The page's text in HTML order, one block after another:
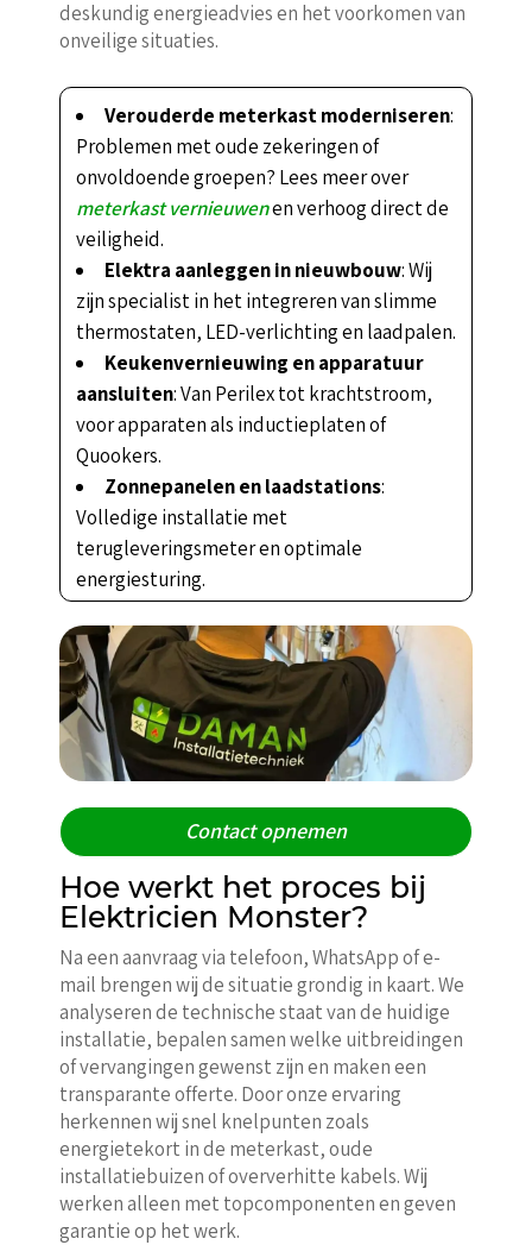
deskundig energieadvies en het voorkomen van
onveilige situaties.
Verouderde meterkast moderniseren:
Problemen met oude zekeringen of
onvoldoende groepen? Lees meer over
meterkast vernieuwenen verhoog direct de
veiligheid.
Elektra aanleggen in nieuwbouw: Wij
zijn specialist in het integreren van slimme
thermostaten, LED-verlichting en laadpalen.
Keukenvernieuwing en apparatuur
aansluiten: Van Perilex tot krachtstroom,
voor apparaten als inductieplaten of
Quookers.
Zonnepanelen en laadstations:
Volledige installatie met
terugleveringsmeter en optimale
energiesturing.
Contact opnemen
Hoe werkt het proces bij
Elektricien Monster?
Na een aanvraag via telefoon, WhatsApp of e-
mail brengen wij de situatie grondig in kaart. We
analyseren de technische staat van de huidige
installatie, bepalen samen welke uitbreidingen
of vervangingen gewenst zijn en maken een
transparante offerte. Door onze ervaring
herkennen wij snel knelpunten zoals
energietekort in de meterkast, oude
installatiebuizen of oververhitte kabels. Wij
werken alleen met topcomponenten en geven
garantie op het werk.